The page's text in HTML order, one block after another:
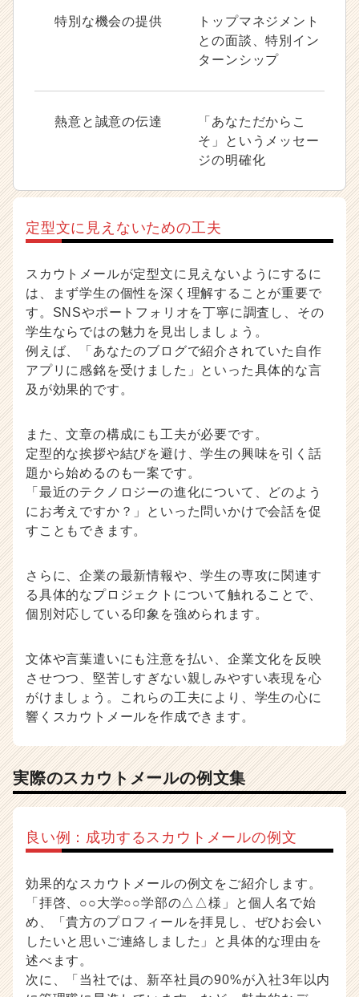
特別な機会の提供
トップマネジメント
との面談、特別イン
ターンシップ
熱意と誠意の伝達
「あなただからこ
そ」というメッセー
ジの明確化
定型文に見えないための工夫
スカウトメールが定型文に見えないようにするに
は、まず学生の個性を深く理解することが重要で
す。SNSやポートフォリオを丁寧に調査し、その
学生ならではの魅力を見出しましょう。
例えば、「あなたのブログで紹介されていた自作
アプリに感銘を受けました」といった具体的な言
及が効果的です。
また、文章の構成にも工夫が必要です。
定型的な挨拶や結びを避け、学生の興味を引く話
題から始めるのも一案です。
「最近のテクノロジーの進化について、どのよう
にお考えですか？」といった問いかけで会話を促
すこともできます。
さらに、企業の最新情報や、学生の専攻に関連す
る具体的なプロジェクトについて触れることで、
個別対応している印象を強められます。
文体や言葉遣いにも注意を払い、企業文化を反映
させつつ、堅苦しすぎない親しみやすい表現を心
がけましょう。これらの工夫により、学生の心に
響くスカウトメールを作成できます。
実際のスカウトメールの例文集
良い例：成功するスカウトメールの例文
効果的なスカウトメールの例文をご紹介します。
「拝啓、○○大学○○学部の△△様」と個人名で始
め、「貴方のプロフィールを拝見し、ぜひお会い
したいと思いご連絡しました」と具体的な理由を
述べます。
次に、「当社では、新卒社員の90%が入社3年以内